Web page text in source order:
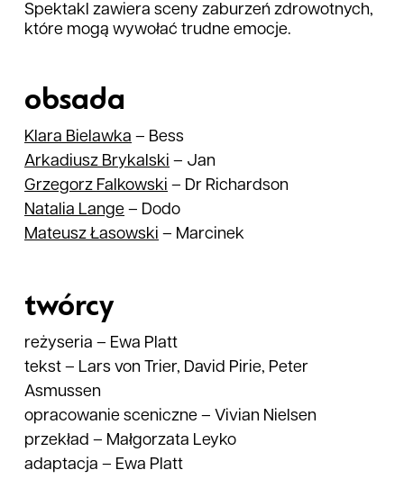
Spektakl zawiera sceny zaburzeń zdrowotnych,
które mogą wywołać trudne emocje.
obsada
Klara Bielawka – Bess
Arkadiusz Brykalski – Jan
Grzegorz Falkowski – Dr Richardson
Natalia Lange – Dodo
Mateusz Łasowski – Marcinek
twórcy
reżyseria – Ewa Platt
tekst – Lars von Trier, David Pirie, Peter
Asmussen
opracowanie sceniczne – Vivian Nielsen
przekład – Małgorzata Leyko
adaptacja – Ewa Platt